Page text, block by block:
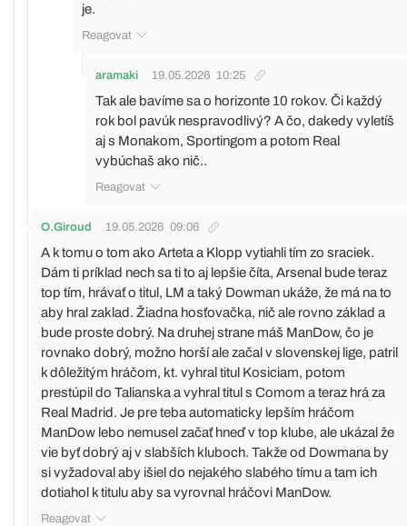
je.
Reagovat
aramaki 19.05.2026 10:25
Tak ale bavíme sa o horizonte 10 rokov. Či každý
rok bol pavúk nespravodlivý? A čo, dakedy vyletíš
aj s Monakom, Sportingom a potom Real
vybúchaš ako nič..
Reagovat
O.Giroud 19.05.2026 09:06
A k tomu o tom ako Arteta a Klopp vytiahli tím zo sraciek.
Dám ti príklad nech sa ti to aj lepšie číta, Arsenal bude teraz
top tím, hrávať o titul, LM a taký Dowman ukáže, že má na to
aby hral zaklad. Žiadna hosťovačka, nič ale rovno základ a
bude proste dobrý. Na druhej strane máš ManDow, čo je
rovnako dobrý, možno horší ale začal v slovenskej lige, patril
k dôležitým hráčom, kt. vyhral titul Kosiciam, potom
prestúpil do Talianska a vyhral titul s Comom a teraz hrá za
Real Madrid. Je pre teba automaticky lepším hráčom
ManDow lebo nemusel začať hneď v top klube, ale ukázal že
vie byť dobrý aj v slabších kluboch. Takže od Dowmana by
si vyžadoval aby išiel do nejakého slabého tímu a tam ich
dotiahol k titulu aby sa vyrovnal hráčovi ManDow.
Reagovat